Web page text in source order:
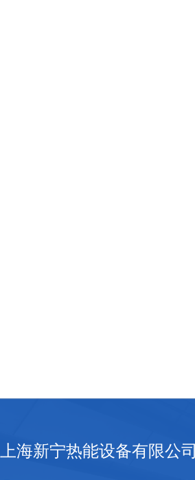
上海新宁热能设备有限公司